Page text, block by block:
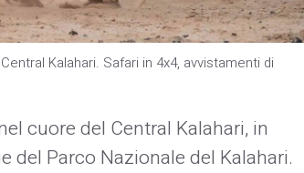
Kalahari. Safari in 4x4, avvistamenti di
cuore del Central Kalahari, in
del Parco Nazionale del Kalahari.